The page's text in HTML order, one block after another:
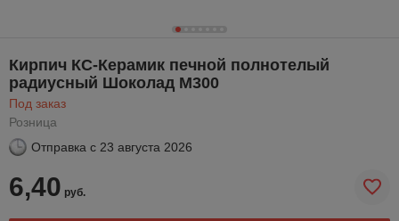
Кирпич КС-Керамик печной полнотелый
радиусный Шоколад М300
Под заказ
Розница
Отправка с 23 августа 2026
6,40 руб.